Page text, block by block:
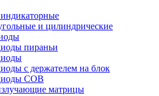
и цилиндрические
пираньи
с держателем на блок
COB
матрицы